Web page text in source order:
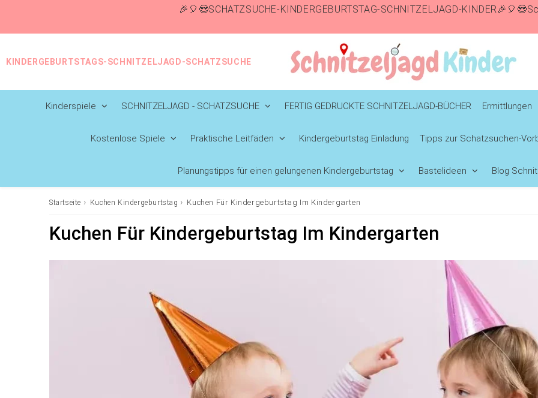
🎉🎈😍SCHATZSUCHE-KINDERGEBURTSTAG-SCHNITZELJAGD-
KINDERGEBURTSTAGS-SCHNITZELJAGD-SCHATZSUCHE
Kinderspiele SCHNITZELJAGD - SCHATZSUCHE FERTIG GEDRUCKTE SCHNITZELJAGD-BÜCHER Ermittlungen
Kostenlose Spiele Praktische Leitfäden Kindergeburtstag Einladung Tipps zur Schatzsuchen-
Planungstipps für einen gelungenen Kindergeburtstag Bastelideen Blog
Startseite › Kuchen Kindergeburtstag › Kuchen Für Kindergeburtstag Im Kindergarten
Kuchen Für Kindergeburtstag Im Kindergarten